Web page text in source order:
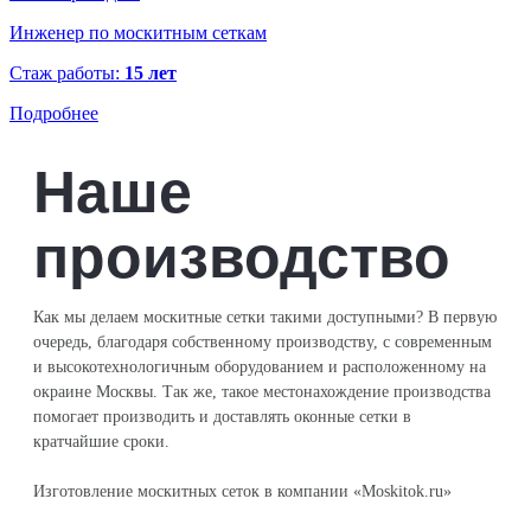
Инженер по москитным сеткам
Стаж работы: 15 лет
Подробнее
Наше
производство
Как мы делаем москитные сетки такими доступными? В первую
очередь, благодаря собственному производству, с современным
и высокотехнологичным оборудованием и расположенному на
окраине Москвы. Так же, такое местонахождение производства
помогает производить и доставлять оконные сетки в
кратчайшие сроки.
Изготовление москитных сеток в компании «Moskitok.ru»